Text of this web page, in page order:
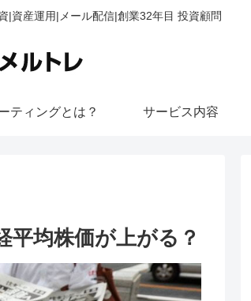
|資産運用|メール配信|創業32年目 投資顧問
ティングとは？ サービス内容
平均株価が上がる？